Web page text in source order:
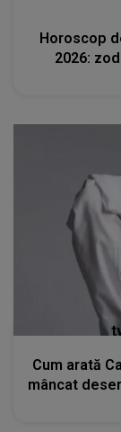
Cum arată
mâncat